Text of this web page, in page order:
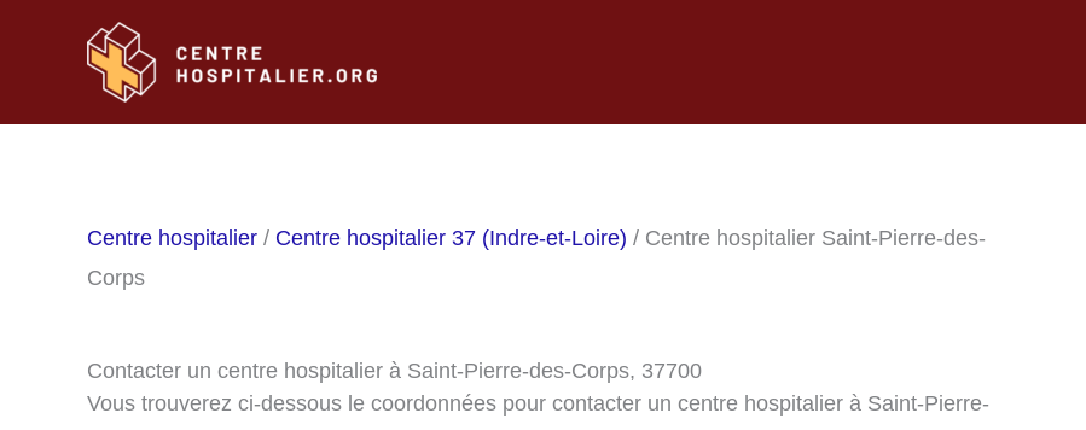
Centre hospitalier / Centre hospitalier 37 (Indre-et-Loire) / Centre hospitalier Saint-Pierre-des-
Corps
Contacter un centre hospitalier à Saint-Pierre-des-Corps, 37700
Vous trouverez ci-dessous le coordonnées pour contacter un centre hospitalier à Saint-Pierre-